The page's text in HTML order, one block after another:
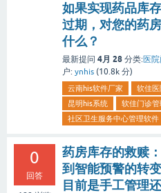
如果实现药品库
过期，对您的药
什么？
最新提问 4月 28 分类:医
户: ynhis (10.8k 分)
云南his软件厂家
软佳医
昆明his系统
软佳门诊管
社区卫生服务中心管理软件
0
回答
药房库存的救赎
到智能预警的转
目前是手工管理